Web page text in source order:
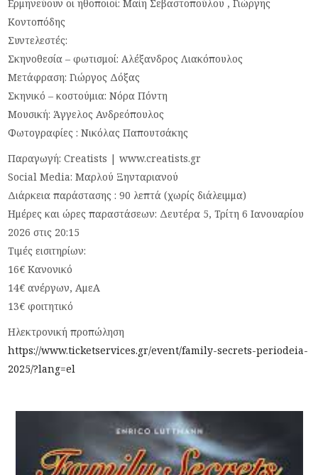
Ερμηνεύουν οι ηθοποιοί: Μαίη Σεβαστοπούλου , Γιώργης
Κοντοπόδης
Συντελεστές:
Σκηνοθεσία – φωτισμοί: Αλέξανδρος Λιακόπουλος
Μετάφραση: Γιώργος Δόξας
Σκηνικό – κοστούμια: Νόρα Πόντη
Μουσική: Άγγελος Ανδρεόπουλος
Φωτογραφίες : Νικόλας Παπουτσάκης
Παραγωγή: Creatists | www.creatists.gr
Social Media: Μαρλού Ξηνταριανού
Διάρκεια παράστασης : 90 λεπτά (χωρίς διάλειμμα)
Ημέρες και ώρες παραστάσεων: Δευτέρα 5, Τρίτη 6 Ιανουαρίου
2026 στις 20:15
Τιμές εισιτηρίων:
16€ Κανονικό
14€ ανέργων, ΑμεΑ
13€ φοιτητικό
Ηλεκτρονική προπώληση
https://www.ticketservices.gr/event/family-secrets-periodeia-
2025/?lang=el